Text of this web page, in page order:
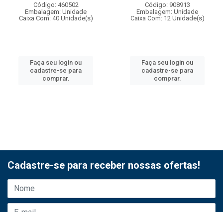
Código: 460502
Embalagem: Unidade
Caixa Com: 40 Unidade(s)
Faça seu login ou
cadastre-se para
comprar.
Código: 908913
Embalagem: Unidade
Caixa Com: 12 Unidade(s)
Faça seu login ou
cadastre-se para
comprar.
Cadastre-se para receber nossas ofertas!